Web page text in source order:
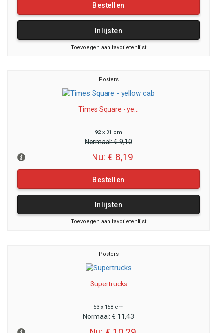
Bestellen
Inlijsten
Toevoegen aan favorietenlijst
Posters
Times Square - ye...
92 x 31 cm
Normaal:€ 9,10
Nu: € 8,19
Bestellen
Inlijsten
Toevoegen aan favorietenlijst
Posters
Supertrucks
53 x 158 cm
Normaal:€ 11,43